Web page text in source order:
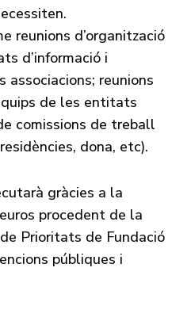
reunions d’organització
d’informació i
associacions; reunions
de les entitats
comissions de treball
dona, etc).
gràcies a la
procedent de la
Prioritats de Fundació
públiques i